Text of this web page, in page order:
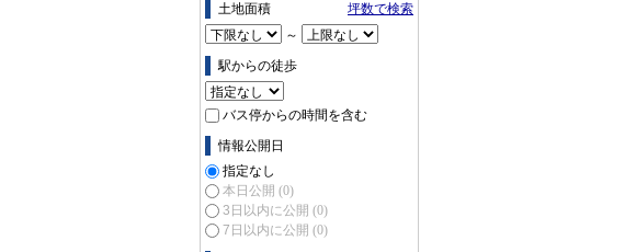
土地面積
坪数で検索
～
駅からの徒歩
バス停からの時間を含む
情報公開日
指定なし
本日公開 (0)
3日以内に公開 (0)
7日以内に公開 (0)